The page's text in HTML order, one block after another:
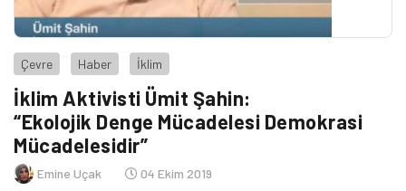
Çevre Haber İklim
İklim Aktivisti Ümit Şahin:
“Ekolojik Denge Mücadelesi Demokrasi
Mücadelesidir”
Emine Uçak 04 Ekim 2019